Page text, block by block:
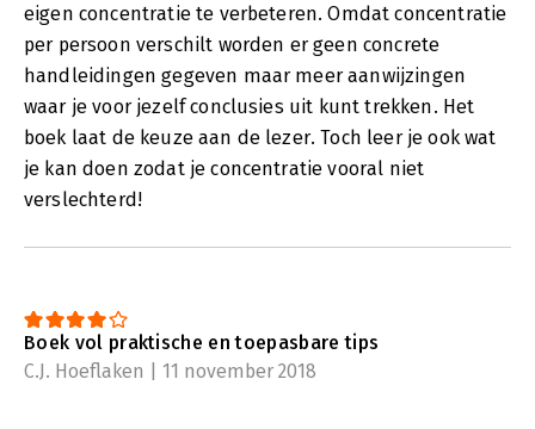
eigen concentratie te verbeteren. Omdat concentratie
per persoon verschilt worden er geen concrete
handleidingen gegeven maar meer aanwijzingen
waar je voor jezelf conclusies uit kunt trekken. Het
boek laat de keuze aan de lezer. Toch leer je ook wat
je kan doen zodat je concentratie vooral niet
verslechterd!
Boek vol praktische en toepasbare tips
C.J. Hoeflaken | 11 november 2018